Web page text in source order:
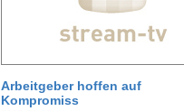
Arbeitgeber hoffen auf
Kompromiss